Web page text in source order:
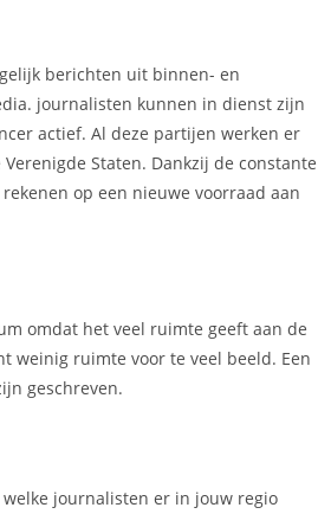
berichten uit binnen- en
journalisten kunnen in dienst zijn
actief. Al deze partijen werken er
Staten. Dankzij de constante
op een nieuwe voorraad aan
omdat het veel ruimte geeft aan de
weinig ruimte voor te veel beeld. Een
geschreven.
journalisten er in jouw regio